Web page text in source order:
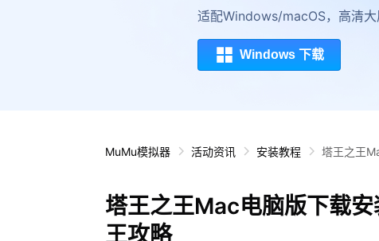
适配Windows/macOS，高清
Windows 下载
MuMu模拟器 活动资讯 安装教程 塔王之王
塔王之王Mac电脑版下载
王攻略